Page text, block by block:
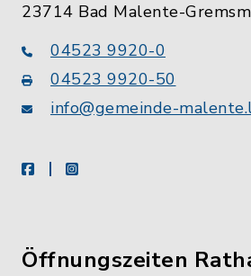
23714 Bad Malente-
04523 9920-0
04523 9920-50
info@gemeinde-
facebookinstagram
Öffnungszeiten